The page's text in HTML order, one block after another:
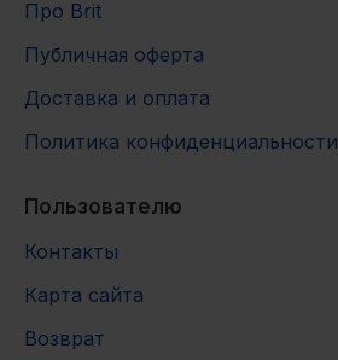
Про Brit
Публичная оферта
Доставка и оплата
Политика конфиденциальности
Пользователю
Контакты
Карта сайта
Возврат